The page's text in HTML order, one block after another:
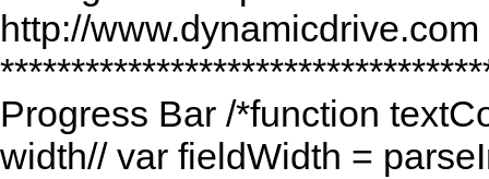
http://
Progress Bar /*function
width// var fieldWidth =